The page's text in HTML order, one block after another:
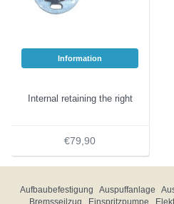
Information
Internal retaining the right
€79,90
Aufbaubefestigung Auspuffanlage